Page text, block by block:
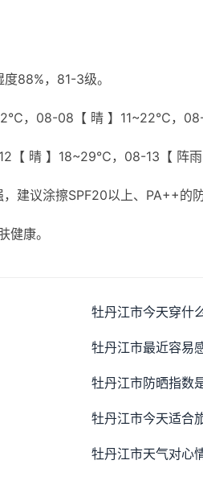
88%，81-3级。
，08-08【 晴 】11~22℃，
【 晴 】18~29℃，08-13【 阵
建议涂擦SPF20以上、PA++的
健康。
牡丹江市今天穿什
牡丹江市最近容易
牡丹江市防晒指数
牡丹江市今天适合
牡丹江市天气对心